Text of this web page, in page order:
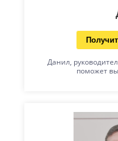
Данил,
поможет